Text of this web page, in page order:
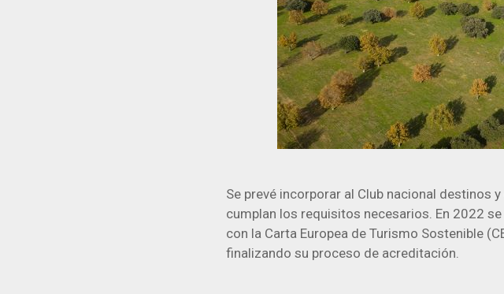
Se prevé incorporar al Club nacional destinos
cumplan los requisitos necesarios. En 2022
con la Carta Europea de Turismo Sostenible
finalizando su proceso de acreditación.